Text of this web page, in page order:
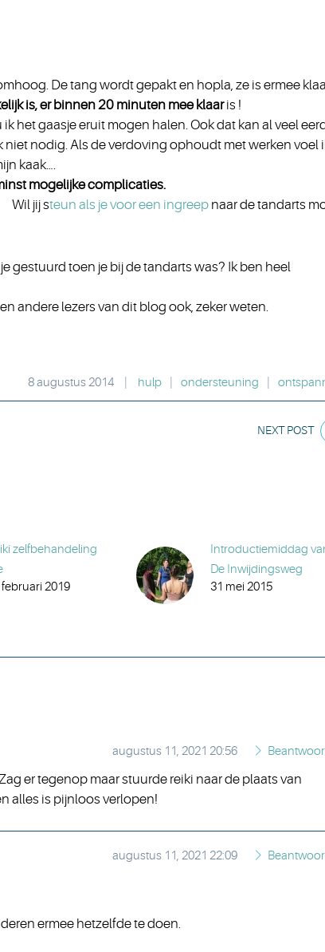
De tang wordt gepakt en hopla, ze is ermee
lijk is, er binnen 20 minuten mee klaaris !
het gaasje eruit mogen halen. Ook dat kan al veel
niet nodig. Als de verdoving ophoudt met werken voel
kaak….
mogelijke complicaties.
Wil jij steun als je voor een ingreep naar de tandarts
gestuurd toen je bij de tandarts was? Ik ben heel
andere lezers van dit blog ook, zeker weten.
8 augustus 2014 hulp ondersteuning
NEXT POST
zelfbehandeling
februari 2019
Introductiemiddag
De Inwijdingsweg
31 mei 2015
augustus 11, 2021 20:56
er tegenop maar stuurde reiki naar de plaats van
alles is pijnloos verlopen!
augustus 11, 2021 22:09
ermee hetzelfde te doen.